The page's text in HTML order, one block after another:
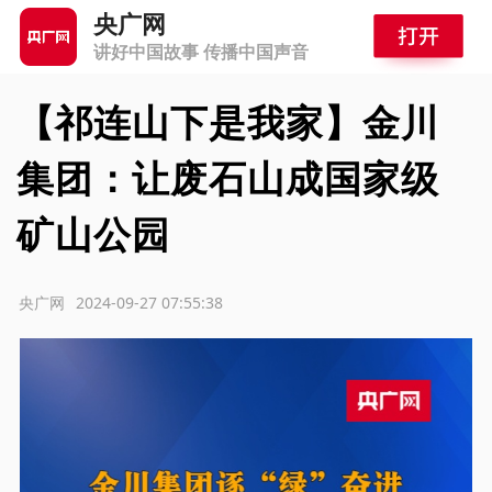
央广网
讲好中国故事 传播中国声音
【祁连山下是我家】金川
集团：让废石山成国家级
矿山公园
2024-09-27 07:55:38
央广网